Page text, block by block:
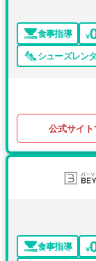
食事指導
シューズレン
公式サイト
食事指導